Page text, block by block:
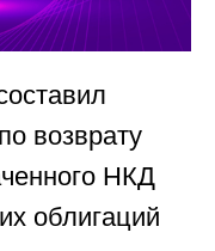
возврату
НКД
облигаций